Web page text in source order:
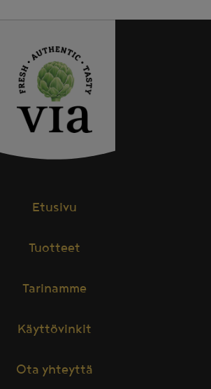
Etusivu
Tuotteet
Tarinamme
Käyttövinkit
Ota yhteyttä